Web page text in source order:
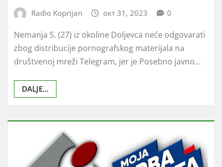
Radio Koprijan окт 31, 2023 0
Nemanja S. (27) iz okoline Doljevca neće odgovarati
zbog distribucije pornografskog materijala na
društvenoj mreži Telegram, jer je Posebno javno…
DALJE...